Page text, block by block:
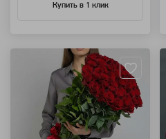
Купить в 1 клик